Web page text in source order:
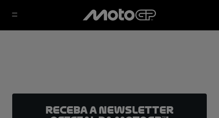
Receba a newsletter